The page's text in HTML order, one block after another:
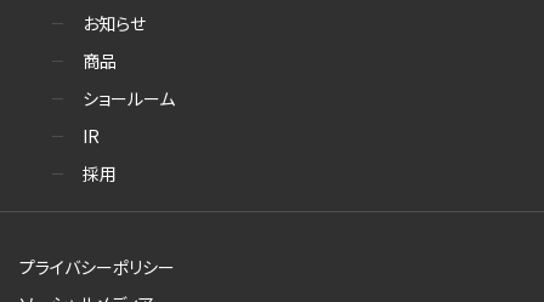
お知らせ
商品
ショールーム
IR
採用
プライバシーポリシー